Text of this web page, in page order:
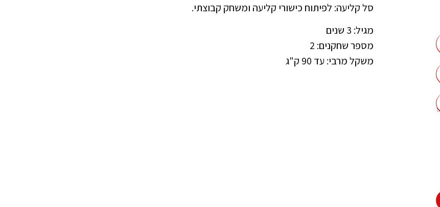
סל קליעה: לפיתוח כישורי קליעה ומשחק קבוצתי.
מגיל: 3 שנים
מספר שחקנים: 2
משקל מרבי: עד 90 ק"ג